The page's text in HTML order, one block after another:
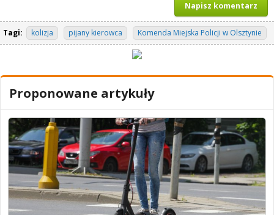
Napisz komentarz
Tagi: kolizja pijany kierowca Komenda Miejska Policji w Olsztynie
Proponowane artykuły